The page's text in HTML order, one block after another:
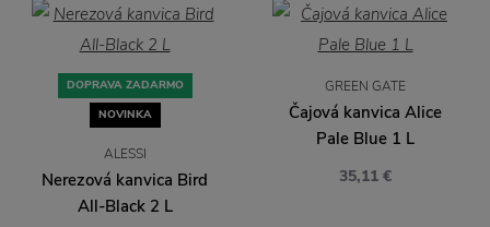
DOPRAVA ZADARMO
NOVINKA
ALESSI
Nerezová kanvica Bird
All-Black 2 L
GREEN GATE
Čajová kanvica Alice
Pale Blue 1 L
35,11 €